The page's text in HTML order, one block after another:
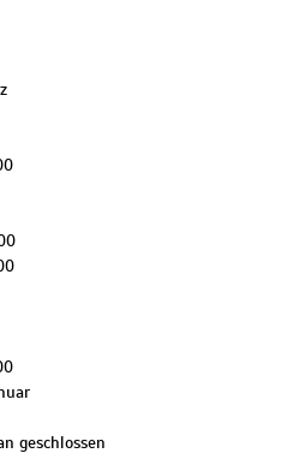
geschlossen